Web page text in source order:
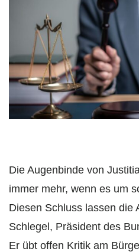
Die Augenbinde von
immer mehr, wenn es um
Diesen Schluss lassen die
Schlegel, Präsident des
Er übt offen Kritik am